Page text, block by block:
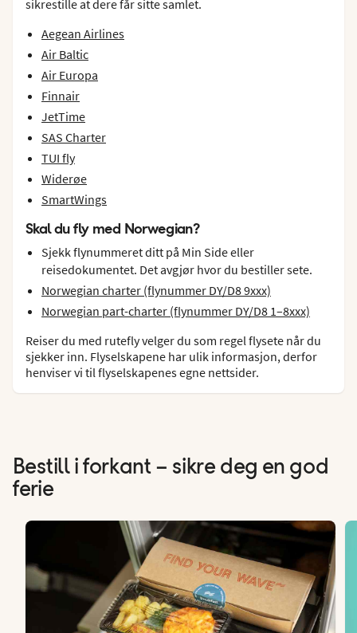
sikrestille at dere får sitte samlet.
Aegean Airlines
Air Baltic
Air Europa
Finnair
JetTime
SAS Charter
TUI fly
Widerøe
SmartWings
Skal du fly med Norwegian?
Sjekk flynummeret ditt på Min Side eller
reisedokumentet. Det avgjør hvor du bestiller sete.
Norwegian charter (flynummer DY/D8 9xxx)
Norwegian part-charter (flynummer DY/D8 1–8xxx)
Reiser du med rutefly velger du som regel flysete når du
sjekker inn. Flyselskapene har ulik informasjon, derfor
henviser vi til flyselskapenes egne nettsider.
Bestill i forkant – sikre deg en god
ferie